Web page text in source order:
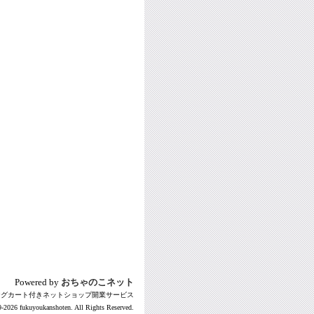
Powered by おちゃのこネット
カート付きネットショップ開業サービス
2026 fukuyoukanshoten. All Rights Reserved.